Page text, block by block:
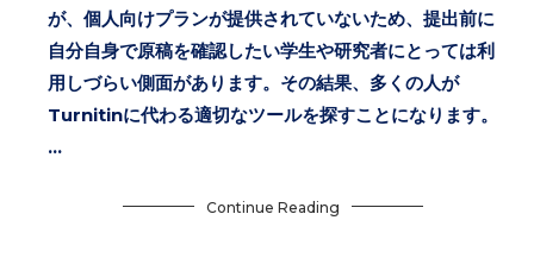
が、個人向けプランが提供されていないため、提出前に
自分自身で原稿を確認したい学生や研究者にとっては利
用しづらい側面があります。その結果、多くの人が
Turnitinに代わる適切なツールを探すことになります。
…
Continue Reading